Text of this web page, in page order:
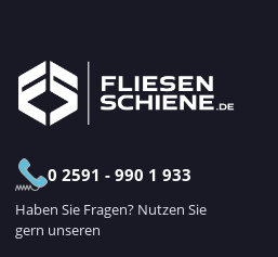
0 2591 - 990 1 933
Haben Sie Fragen? Nutzen Sie
gern unseren